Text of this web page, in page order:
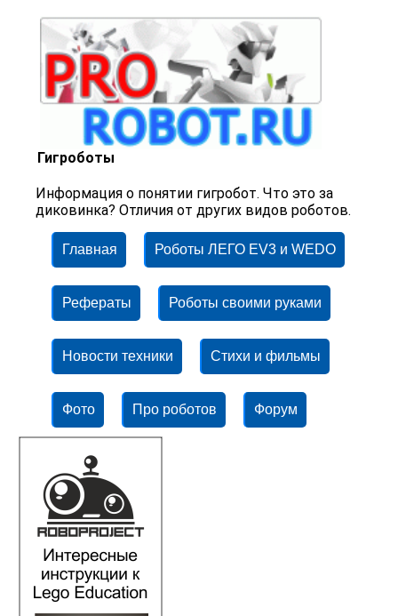
Гигроботы
Информация о понятии гигробот. Что это за
диковинка? Отличия от других видов роботов.
Главная Роботы ЛЕГО EV3 и WEDO
Рефераты Роботы своими руками
Новости техники Стихи и фильмы
Фото Про роботов Форум